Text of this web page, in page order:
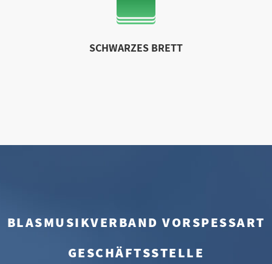
SCHWARZES BRETT
BLASMUSIKVERBAND VORSPESSART
GESCHÄFTSSTELLE